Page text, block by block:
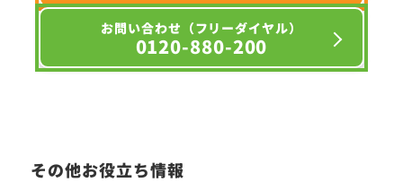
お問い合わせ（フリーダイヤル）
0120-880-200
その他お役立ち情報